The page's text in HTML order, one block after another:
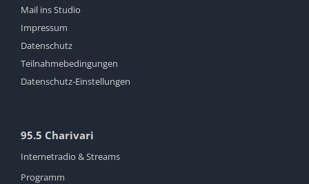
Mail ins Studio
Impressum
Datenschutz
Teilnahmebedingungen
Datenschutz-Einstellungen
95.5 Charivari
Internetradio & Streams
Programm